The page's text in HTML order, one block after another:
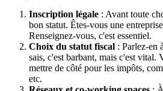
Inscription légale : Avant toute
bon statut. Êtes-vous une
Renseignez-vous, c'est essentiel.
Choix du statut fiscal : Parlez-en
sais, c'est barbant, mais c'est vital.
mettre de côté pour les impôts,
etc.